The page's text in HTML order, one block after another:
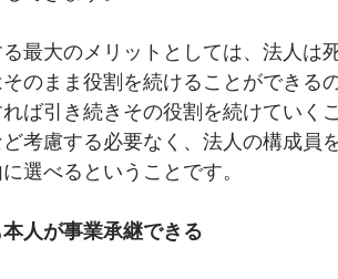
最大のメリットとしては、法人は
のまま役割を続けることができる
ば引き続きその役割を続けていく
考慮する必要なく、法人の構成員
選べるということです。
人が事業承継できる